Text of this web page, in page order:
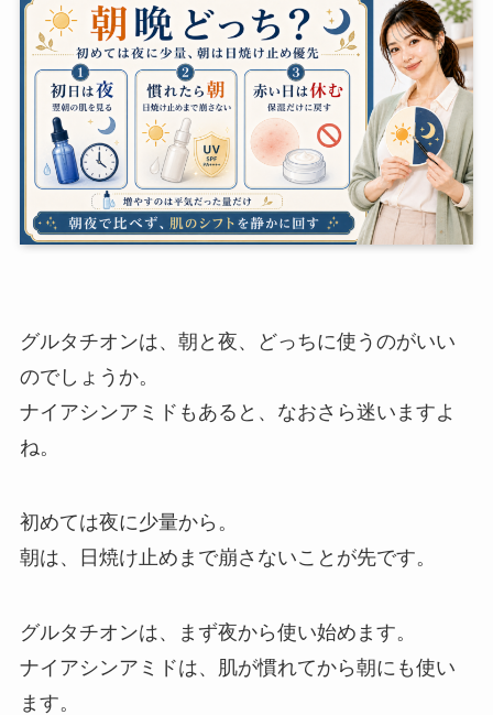
グルタチオンは、朝と夜、どっちに使うのがいい
のでしょうか。
ナイアシンアミドもあると、なおさら迷いますよ
ね。
初めては夜に少量から。
朝は、日焼け止めまで崩さないことが先です。
グルタチオンは、まず夜から使い始めます。
ナイアシンアミドは、肌が慣れてから朝にも使い
ます。